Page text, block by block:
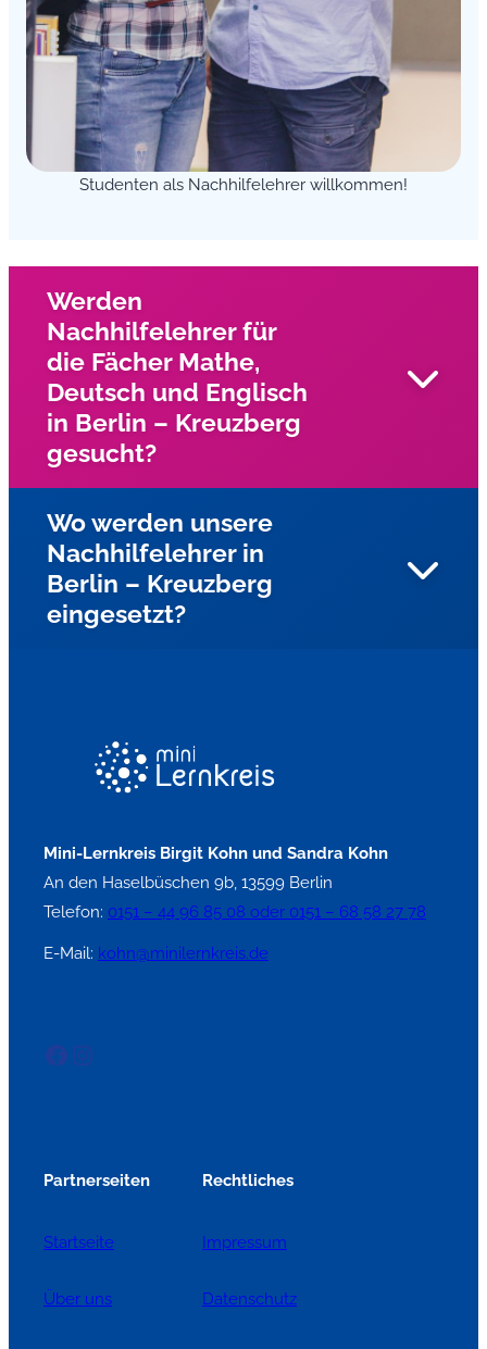
Studenten als Nachhilfelehrer willkommen!
Werden
Nachhilfelehrer für
die Fächer Mathe,
Deutsch und Englisch
in Berlin – Kreuzberg
gesucht?
Wir suchen in ganz Berlin nach engagierten
Nachhilfelehrern für die Fächer Mathe, Deutsch, und
Englisch?
Wo werden unsere
Nachhilfelehrer in
Berlin – Kreuzberg
eingesetzt?
Hause und geben Einzelnachhilfe. Auf Wunsch können
unsere Nachhilfelehrer auch in Kleingruppen an Berlinern
Schulen eingesetzt werden.
Mini-Lernkreis Birgit Kohn und Sandra Kohn
An den Haselbüschen 9b, 13599 Berlin
Telefon: 0151 – 44 96 85 08 oder 0151 – 68 58 27 78
E-Mail: kohn@minilernkreis.de
Facebook
Instagram
Partnerseiten
Startseite
Über uns
Rechtliches
Impressum
Datenschutz